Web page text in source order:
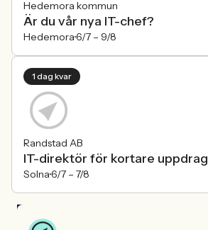
Hedemora kommun
Är du vår nya IT-chef?
Hedemora6/7 – 9/8
1 dag kvar
Randstad AB
IT-direktör för kortare uppdrag
Solna6/7 – 7/8